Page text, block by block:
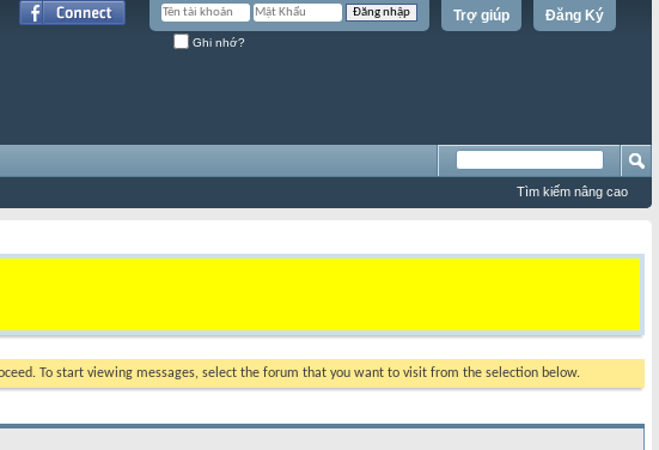
Đăng Ký
Trợ giúp
Ghi nhớ?
Tìm kiếm nâng cao
To start viewing messages, select the forum that you want to visit from the selection below.